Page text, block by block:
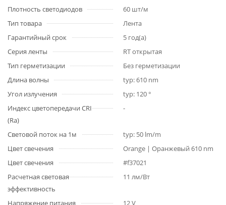
Плотность светодиодов
60 шт/м
Тип товара
Лента
Гарантийный срок
5 год(а)
Серия ленты
RT открытая
Тип герметизации
Без герметизации
Длина волны
typ: 610 nm
Угол излучения
typ: 120 °
Индекс цветопередачи CRI
(Ra)
-
Световой поток на 1м
typ: 50 lm/m
Цвет свечения
Orange | Оранжевый 610 nm
Цвет свечения
#f37021
Расчетная световая
эффективность
11 лм/Вт
Напряжение питания
12 V